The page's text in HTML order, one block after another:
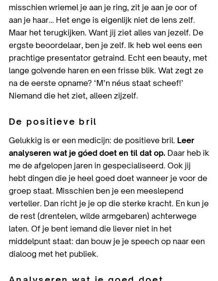
misschien wriemel je aan je ring, zit je aan je oor of
aan je haar… Het enge is eigenlijk niet de lens zelf.
Maar het terugkijken. Want jij ziet alles van jezelf. De
ergste beoordelaar, ben je zelf. Ik heb wel eens een
prachtige presentator getraind. Echt een beauty, met
lange golvende haren en een frisse blik. Wat zegt ze
na de eerste opname? ‘M’n néus staat scheef!’
Niemand die het ziet, alleen zijzelf.
De positieve bril
Gelukkig is er een medicijn: de positieve bril. Leer
analyseren wat je góed doet en til dat op. Daar heb ik
me de afgelopen jaren in gespecialiseerd. Ook jij
hebt dingen die je heel goed doet wanneer je voor de
groep staat. Misschien ben je een meeslepend
verteller. Dan richt je je op die sterke kracht. En kun je
de rest (drentelen, wilde armgebaren) achterwege
laten. Of je bent iemand die liever niet in het
middelpunt staat: dan bouw je je speech op naar een
dialoog met het publiek.